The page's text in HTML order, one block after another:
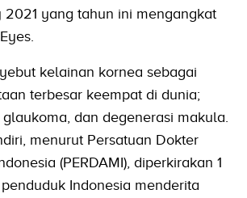
2021 yang tahun ini mengangkat
kelainan kornea sebagai
terbesar keempat di dunia;
dan degenerasi makula.
menurut Persatuan Dokter
(PERDAMI), diperkirakan 1
Indonesia menderita